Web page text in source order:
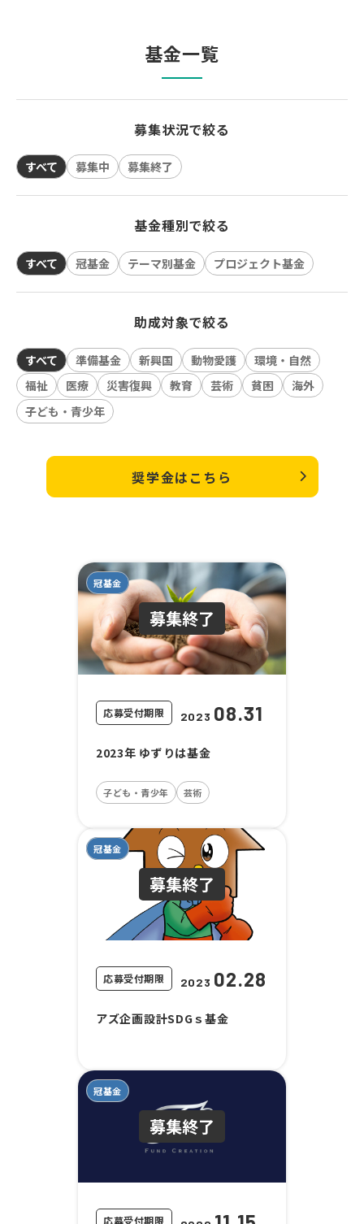
基金一覧
募集状況で絞る
すべて 募集中 募集終了
基金種別で絞る
すべて 冠基金 テーマ別基金 プロジェクト基金
助成対象で絞る
すべて 準備基金 新興国 動物愛護
環境・自然
福祉
医療 災害復興 教育 芸術 貧困
海外
子ども・青少年
奨学金はこちら
冠基金
応募受付期限 2023 08.31
2023年 ゆずりは基金
子ども・青少年 芸術
冠基金
応募受付期限 2023 02.28
アズ企画設計SDGｓ基金
冠基金
応募受付期限